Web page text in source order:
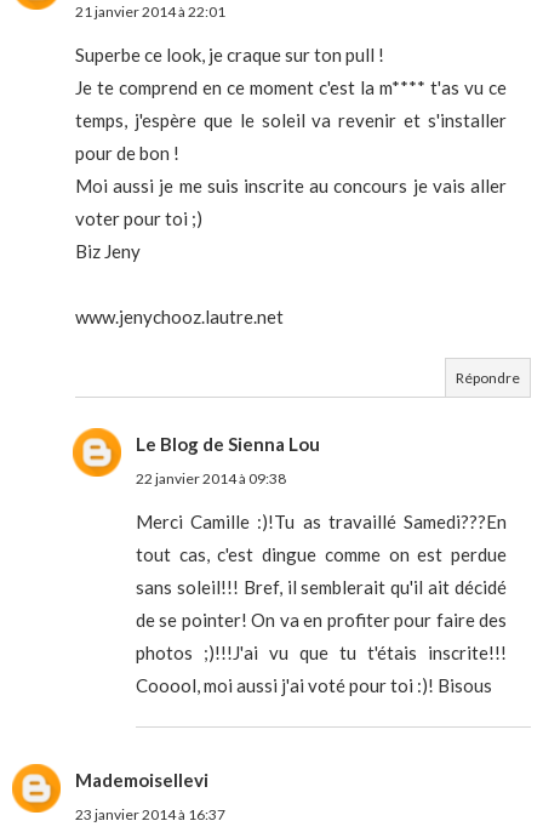
21 janvier 2014 à 22:01
Superbe ce look, je craque sur ton pull !
Je te comprend en ce moment c'est la m**** t'as vu ce
temps, j'espère que le soleil va revenir et s'installer
pour de bon !
Moi aussi je me suis inscrite au concours je vais aller
voter pour toi ;)
Biz Jeny
www.jenychooz.lautre.net
Répondre
Le Blog de Sienna Lou
22 janvier 2014 à 09:38
Merci Camille :)!Tu as travaillé Samedi???En
tout cas, c'est dingue comme on est perdue
sans soleil!!! Bref, il semblerait qu'il ait décidé
de se pointer! On va en profiter pour faire des
photos ;)!!!J'ai vu que tu t'étais inscrite!!!
Cooool, moi aussi j'ai voté pour toi :)! Bisous
Mademoisellevi
23 janvier 2014 à 16:37